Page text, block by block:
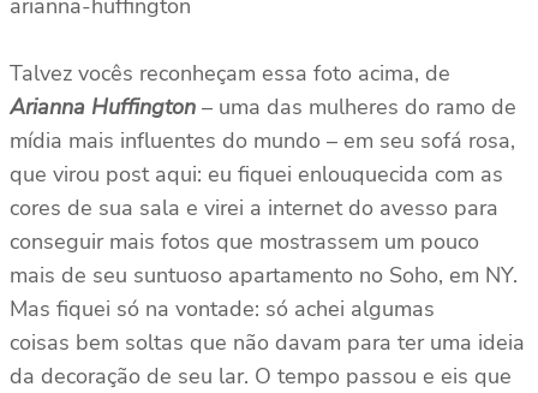
Talvez vocês reconheçam essa foto acima, de
Arianna Huffington – uma das mulheres do ramo de
mídia mais influentes do mundo – em seu sofá rosa,
que virou post aqui: eu fiquei enlouquecida com as
cores de sua sala e virei a internet do avesso para
conseguir mais fotos que mostrassem um pouco
mais de seu suntuoso apartamento no Soho, em NY.
Mas fiquei só na vontade: só achei algumas
coisas bem soltas que não davam para ter uma ideia
da decoração de seu lar. O tempo passou e eis que